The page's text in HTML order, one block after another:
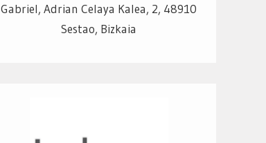
Gabriel, Adrian Celaya Kalea, 2, 48910
Sestao, Bizkaia